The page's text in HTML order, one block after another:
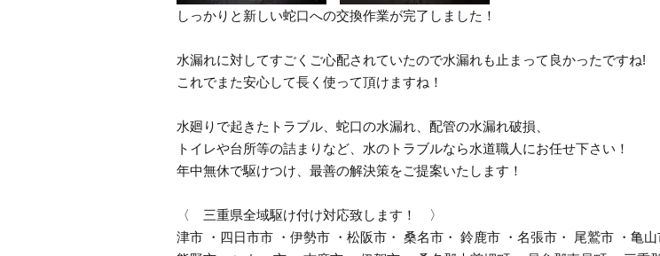
しっかりと新しい蛇口への交換作業が完了しました！
水漏れに対してすごくご心配されていたので水漏れも止まって良かったですね!
これでまた安心して長く使って頂けますね！
水廻りで起きたトラブル、蛇口の水漏れ、配管の水漏れ破損、
トイレや台所等の詰まりなど、水のトラブルなら水道職人にお任せ下さい！
年中無休で駆けつけ、最善の解決策をご提案いたします！
〈 三重県全域駆け付け対応致します！ 〉
津市 ・四日市市 ・伊勢市 ・松阪市・ 桑名市・ 鈴鹿市 ・名張市・ 尾鷲市 ・亀山